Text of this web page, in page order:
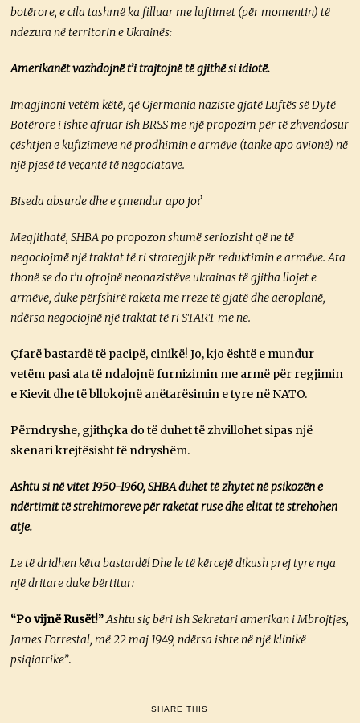
botërore, e cila tashmë ka filluar me luftimet (për momentin) të
ndezura në territorin e Ukrainës:
Amerikanët vazhdojnë t’i trajtojnë të gjithë si idiotë.
Imagjinoni vetëm këtë, që Gjermania naziste gjatë Luftës së Dytë
Botërore i ishte afruar ish BRSS me një propozim për të zhvendosur
çështjen e kufizimeve në prodhimin e armëve (tanke apo avionë) në
një pjesë të veçantë të negociatave.
Biseda absurde dhe e çmendur apo jo?
Megjithatë, SHBA po propozon shumë seriozisht që ne të
negociojmë një traktat të ri strategjik për reduktimin e armëve. Ata
thonë se do t’u ofrojnë neonazistëve ukrainas të gjitha llojet e
armëve, duke përfshirë raketa me rreze të gjatë dhe aeroplanë,
ndërsa negociojnë një traktat të ri START me ne.
Çfarë bastardë të pacipë, cinikë! Jo, kjo është e mundur
vetëm pasi ata të ndalojnë furnizimin me armë për regjimin
e Kievit dhe të bllokojnë anëtarësimin e tyre në NATO.
Përndryshe, gjithçka do të duhet të zhvillohet sipas një
skenari krejtësisht të ndryshëm.
Ashtu si në vitet 1950-1960, SHBA duhet të zhytet në psikozën e
ndërtimit të strehimoreve për raketat ruse dhe elitat të strehohen
atje.
Le të dridhen këta bastardë! Dhe le të kërcejë dikush prej tyre nga
një dritare duke bërtitur:
“Po vijnë Rusët!”Ashtu siç bëri ish Sekretari amerikan i Mbrojtjes,
James Forrestal, më 22 maj 1949, ndërsa ishte në një klinikë
psiqiatrike”.
SHARE THIS